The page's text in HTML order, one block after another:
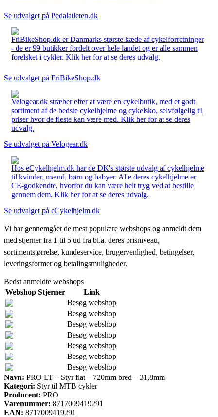
Se udvalget på Pedalatleten.dk
FriBikeShop.dk er Danmarks største kæde af cykelforretninger
- de er 99 butikker fordelt over hele landet og er alle sammen
forelsket i cykler. Klik her for at se deres udvalg.
Se udvalget på FriBikeShop.dk
Velogear.dk stræber efter at være en cykelbutik, med et godt
sortiment af de bedste cykelhjelme og cykelsko, selvfølgelig til
priser hvor de fleste kan være med. Klik her for at se deres
udvalg.
Se udvalget på Velogear.dk
Hos eCykelhjelm.dk har de DK's største udvalg af cykelhjelme
til kvinder, mænd, børn og babyer. Alle deres cykelhjelme er
CE-godkendte, hvorfor du kan være helt tryg ved at bestille
gennem dem. Klik her for at se deres udvalg.
Se udvalget på eCykelhjelm.dk
Vi har gennemgået de mest populære webshops og anmeldt dem
med stjerner fra 1 til 5 ud fra bl.a. deres prisniveau,
sortimentstørrelse, kundeservice, brugervenlighed, betingelser,
leveringsformer og betalingsmuligheder.
Bedst anmeldte webshops
Webshop Stjerner
Link
Besøg webshop
Besøg webshop
Besøg webshop
Besøg webshop
Besøg webshop
Besøg webshop
Besøg webshop
Navn: PRO LT – Styr flat – 720mm bred – 31,8mm
Kategori: Styr til MTB cykler
Producent: PRO
Varenummer: 8717009419291
EAN: 8717009419291